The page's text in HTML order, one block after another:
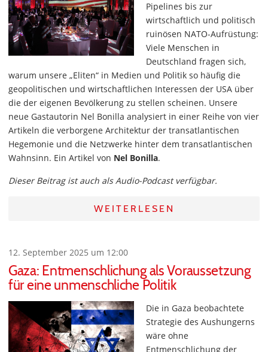
Pipelines bis zur
wirtschaftlich und politisch
ruinösen NATO-Aufrüstung:
Viele Menschen in
Deutschland fragen sich,
warum unsere „Eliten“ in Medien und Politik so häufig die
geopolitischen und wirtschaftlichen Interessen der USA über
die der eigenen Bevölkerung zu stellen scheinen. Unsere
neue Gastautorin Nel Bonilla analysiert in einer Reihe von vier
Artikeln die verborgene Architektur der transatlantischen
Hegemonie und die Netzwerke hinter dem transatlantischen
Wahnsinn. Ein Artikel von Nel Bonilla.
Dieser Beitrag ist auch als Audio-Podcast verfügbar.
WEITERLESEN
12. September 2025 um 12:00
Gaza: Entmenschlichung als Voraussetzung
für eine unmenschliche Politik
Die in Gaza beobachtete
Strategie des Aushungerns
wäre ohne
Entmenschlichung der